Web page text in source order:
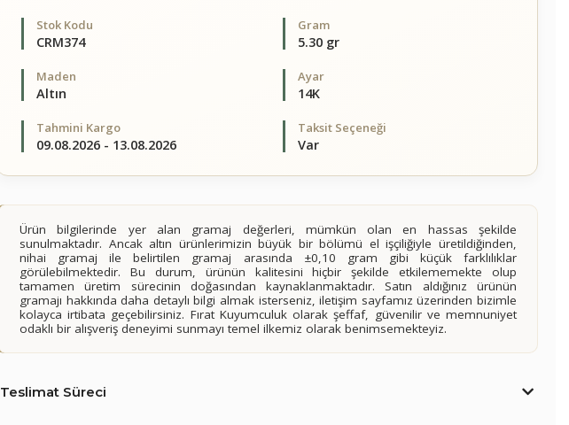
Stok Kodu
CRM374
Gram
5.30 gr
Maden
Altın
Ayar
14K
Tahmini Kargo
09.08.2026 - 13.08.2026
Taksit Seçeneği
Var
Ürün bilgilerinde yer alan gramaj değerleri, mümkün olan en hassas şekilde
sunulmaktadır. Ancak altın ürünlerimizin büyük bir bölümü el işçiliğiyle üretildiğinden,
nihai gramaj ile belirtilen gramaj arasında ±0,10 gram gibi küçük farklılıklar
görülebilmektedir. Bu durum, ürünün kalitesini hiçbir şekilde etkilememekte olup
tamamen üretim sürecinin doğasından kaynaklanmaktadır. Satın aldığınız ürünün
gramajı hakkında daha detaylı bilgi almak isterseniz, iletişim sayfamız üzerinden bizimle
kolayca irtibata geçebilirsiniz. Fırat Kuyumculuk olarak şeffaf, güvenilir ve memnuniyet
odaklı bir alışveriş deneyimi sunmayı temel ilkemiz olarak benimsemekteyiz.
Teslimat Süreci